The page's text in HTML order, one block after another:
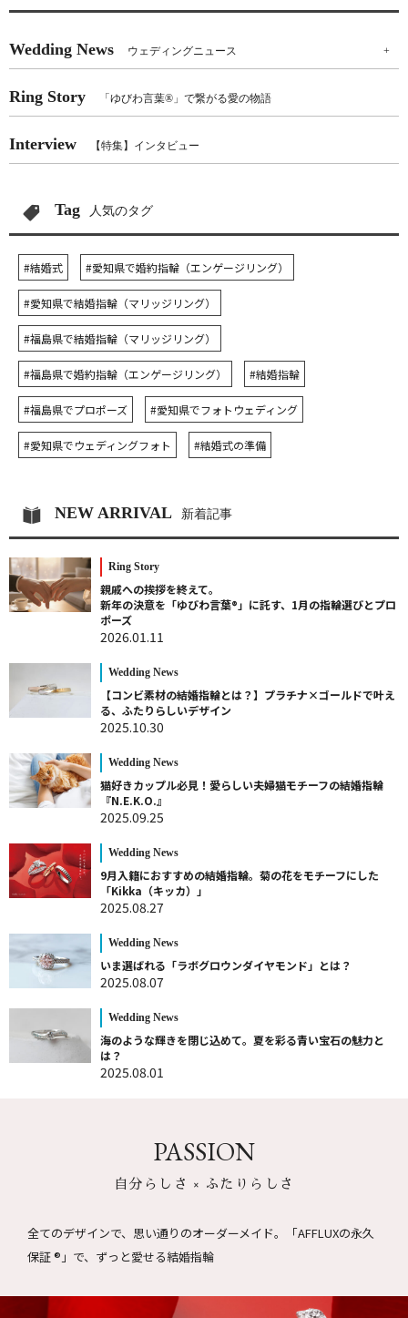
受付時間 11:00〜19:00/火曜日定休
よくあるご質問 | 会社概要
Wedding News ウェディングニュース +
Ring Story 「ゆびわ言葉®」で繋がる愛の物語
Interview 【特集】インタビュー
Tag 人気のタグ
#結婚式 #愛知県で婚約指輪（エンゲージリング）
#愛知県で結婚指輪（マリッジリング）
#福島県で結婚指輪（マリッジリング）
#福島県で婚約指輪（エンゲージリング） #結婚指輪
#福島県でプロポーズ #愛知県でフォトウェディング
#愛知県でウェディングフォト #結婚式の準備
NEW ARRIVAL 新着記事
Ring Story
親戚への挨拶を終えて。
新年の決意を「ゆびわ言葉®」に託す、1月の指輪選びとプロ
ポーズ
2026.01.11
Wedding News
【コンビ素材の結婚指輪とは？】プラチナ×ゴールドで叶え
る、ふたりらしいデザイン
2025.10.30
Wedding News
猫好きカップル必見！愛らしい夫婦猫モチーフの結婚指輪
『N.E.K.O.』
2025.09.25
Wedding News
9月入籍におすすめの結婚指輪。菊の花をモチーフにした
「Kikka（キッカ）」
2025.08.27
Wedding News
いま選ばれる「ラボグロウンダイヤモンド」とは？
2025.08.07
Wedding News
海のような輝きを閉じ込めて。夏を彩る青い宝石の魅力と
は？
2025.08.01
PASSION
自分らしさ × ふたりらしさ
全てのデザインで、思い通りのオーダーメイド。
「AFFLUXの永久
保証 ®」で、ずっと愛せる結婚指輪